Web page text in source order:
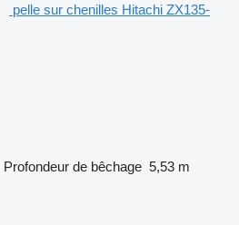
pelle sur chenilles Hitachi ZX135-
Profondeur de bêchage 5,53 m